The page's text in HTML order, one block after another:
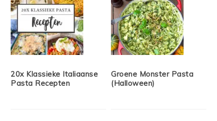
20x Klassieke Italiaanse
Pasta Recepten
Groene Monster Pasta
(Halloween)